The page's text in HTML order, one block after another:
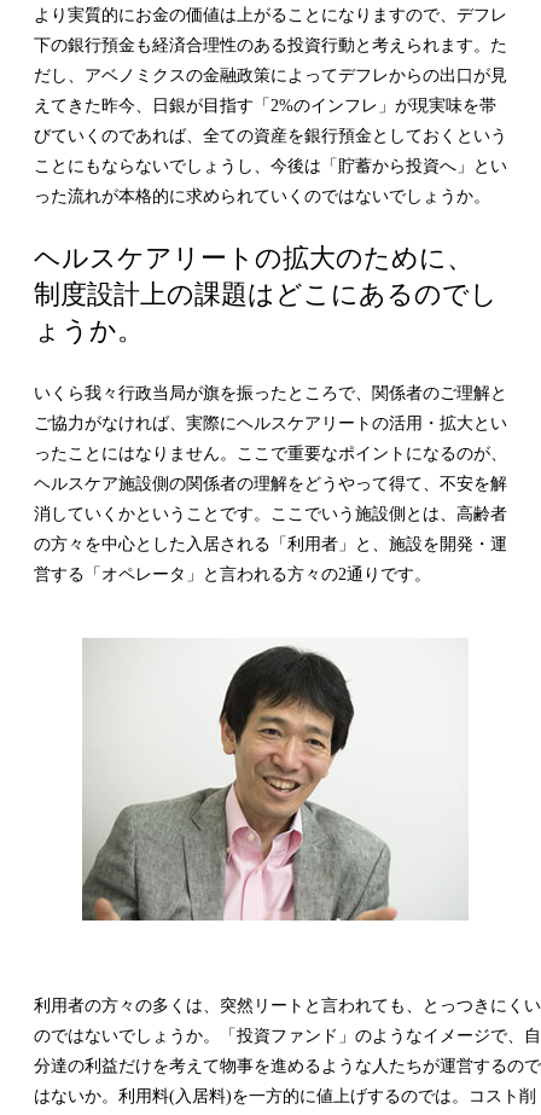
より実質的にお金の価値は上がることになりますので、デフレ
下の銀行預金も経済合理性のある投資行動と考えられます。た
だし、アベノミクスの金融政策によってデフレからの出口が見
えてきた昨今、日銀が目指す「2%のインフレ」が現実味を帯
びていくのであれば、全ての資産を銀行預金としておくという
ことにもならないでしょうし、今後は「貯蓄から投資へ」とい
った流れが本格的に求められていくのではないでしょうか。
ヘルスケアリートの拡大のために、
制度設計上の課題はどこにあるのでし
ょうか。
いくら我々行政当局が旗を振ったところで、関係者のご理解と
ご協力がなければ、実際にヘルスケアリートの活用・拡大とい
ったことにはなりません。ここで重要なポイントになるのが、
ヘルスケア施設側の関係者の理解をどうやって得て、不安を解
消していくかということです。ここでいう施設側とは、高齢者
の方々を中心とした入居される「利用者」と、施設を開発・運
営する「オペレータ」と言われる方々の2通りです。
利用者の方々の多くは、突然リートと言われても、とっつきにくい
のではないでしょうか。「投資ファンド」のようなイメージで、自
分達の利益だけを考えて物事を進めるような人たちが運営するので
はないか。利用料(入居料)を一方的に値上げするのでは。コスト削